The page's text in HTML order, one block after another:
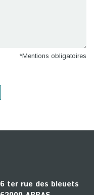
*Mentions obligatoires
6 ter rue des bleuets